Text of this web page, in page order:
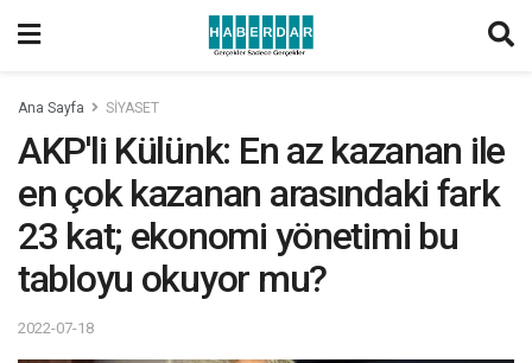
Ana Sayfa SİYASET
AKP'li Külünk: En az kazanan ile
en çok kazanan arasındaki fark
23 kat; ekonomi yönetimi bu
tabloyu okuyor mu?
2022-07-18